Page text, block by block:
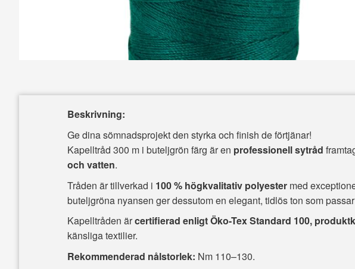
Beskrivning:
Ge dina sömnadsprojekt den styrka och finish de förtjänar!
Kapelltråd 300 m i buteljgrön färg är en professionell sytråd
och vatten.
Tråden är tillverkad i 100 % högkvalitativ polyestermed
buteljgröna nyansen ger dessutom en elegant, tidlös ton som
Kapelltråden ärcertifierad enligt Öko-Tex Standard 100,
känsliga textilier.
Rekommenderad nålstorlek: Nm 110–130.